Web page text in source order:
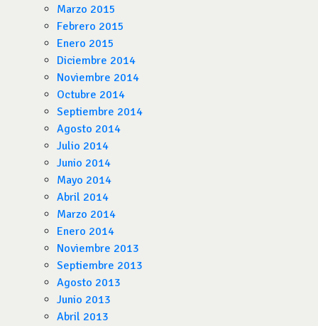
Marzo 2015
Febrero 2015
Enero 2015
Diciembre 2014
Noviembre 2014
Octubre 2014
Septiembre 2014
Agosto 2014
Julio 2014
Junio 2014
Mayo 2014
Abril 2014
Marzo 2014
Enero 2014
Noviembre 2013
Septiembre 2013
Agosto 2013
Junio 2013
Abril 2013